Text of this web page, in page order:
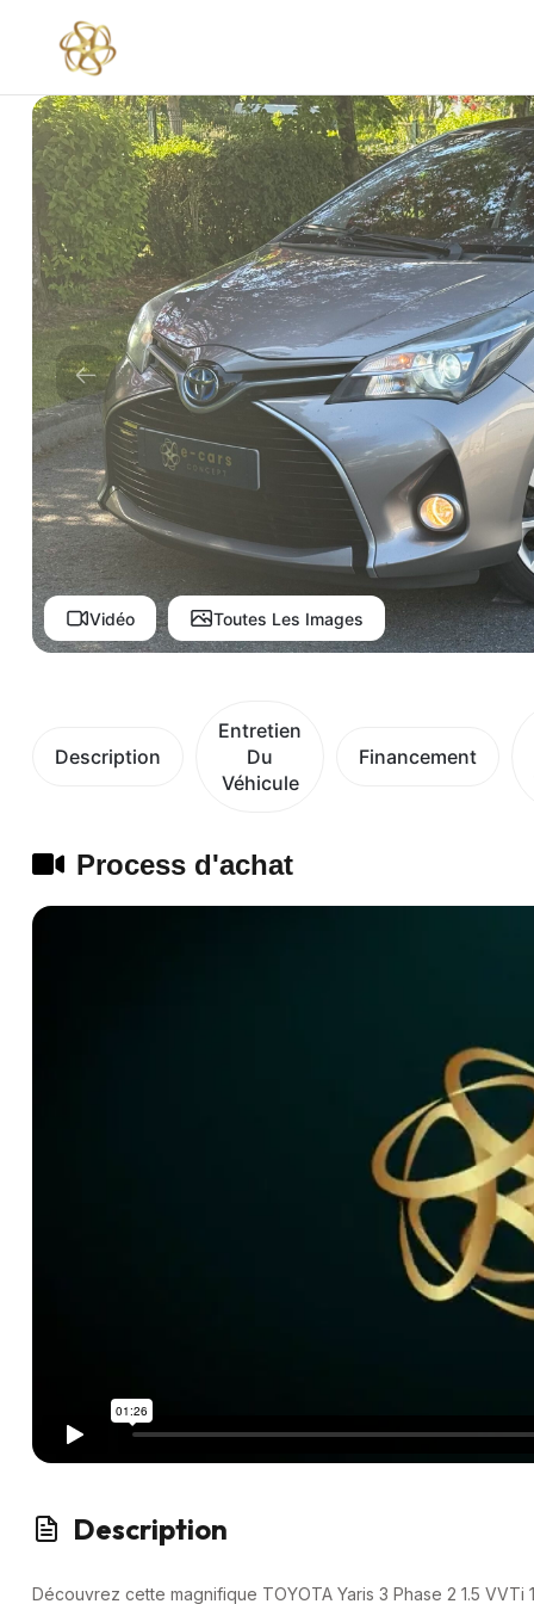
Vidéo Toutes Les Images
Description
Entretien
Du
Véhicule
Financement
Process d'achat
Description
Découvrez cette magnifique TOYOTA Yaris 3 Phase 2 1.5